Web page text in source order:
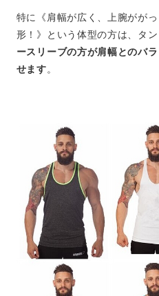
特に《肩幅が広く、上腕がが
形！》という体型の方は、タ
ースリーブの方が肩幅とのバ
せます 。